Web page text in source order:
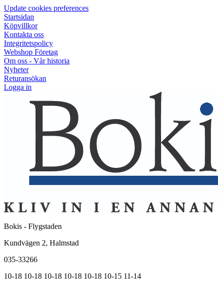
Update cookies preferences
Startsidan
Köpvillkor
Kontakta oss
Integritetspolicy
Webshop Företag
Om oss - Vår historia
Nyheter
Returansökan
Logga in
Bokis - Flygstaden
Kundvägen 2, Halmstad
035-33266
10-18 10-18 10-18 10-18 10-18 10-15 11-14